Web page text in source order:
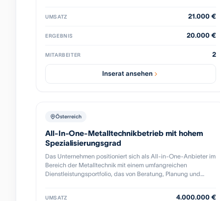
Unterlagen werden nach Kontaktaufnahme und
Sondereigentumsverwaltungen. Die betreuten
baulichen Zustand und werden seit Jahren zuverlässig
UMSATZ 21.000 €
ERGEBNIS 20.000 €
MITARBEITER 2
Inserat ansehen
Österreich
All-In-One-Metalltechnikbetrieb mit hohem
Spezialisierungsgrad
Das Unternehmen positioniert sich als All-in-One-Anbieter im
Bereich der Metalltechnik mit einem umfangreichen
Dienstleistungsportfolio, das von Beratung, Planung und
UMSATZ 4.000.000 €